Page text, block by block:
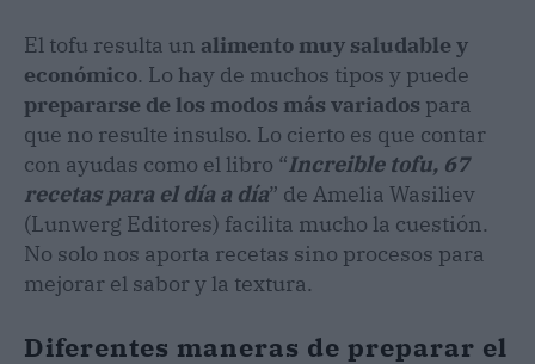
El tofu resulta un alimento muy saludable y
económico. Lo hay de muchos tipos y puede
prepararse de los modos más variados para
que no resulte insulso. Lo cierto es que contar
con ayudas como el libro “Increible tofu, 67
recetas para el día a día” de Amelia Wasiliev
(Lunwerg Editores) facilita mucho la cuestión.
No solo nos aporta recetas sino procesos para
mejorar el sabor y la textura.
Diferentes maneras de preparar el